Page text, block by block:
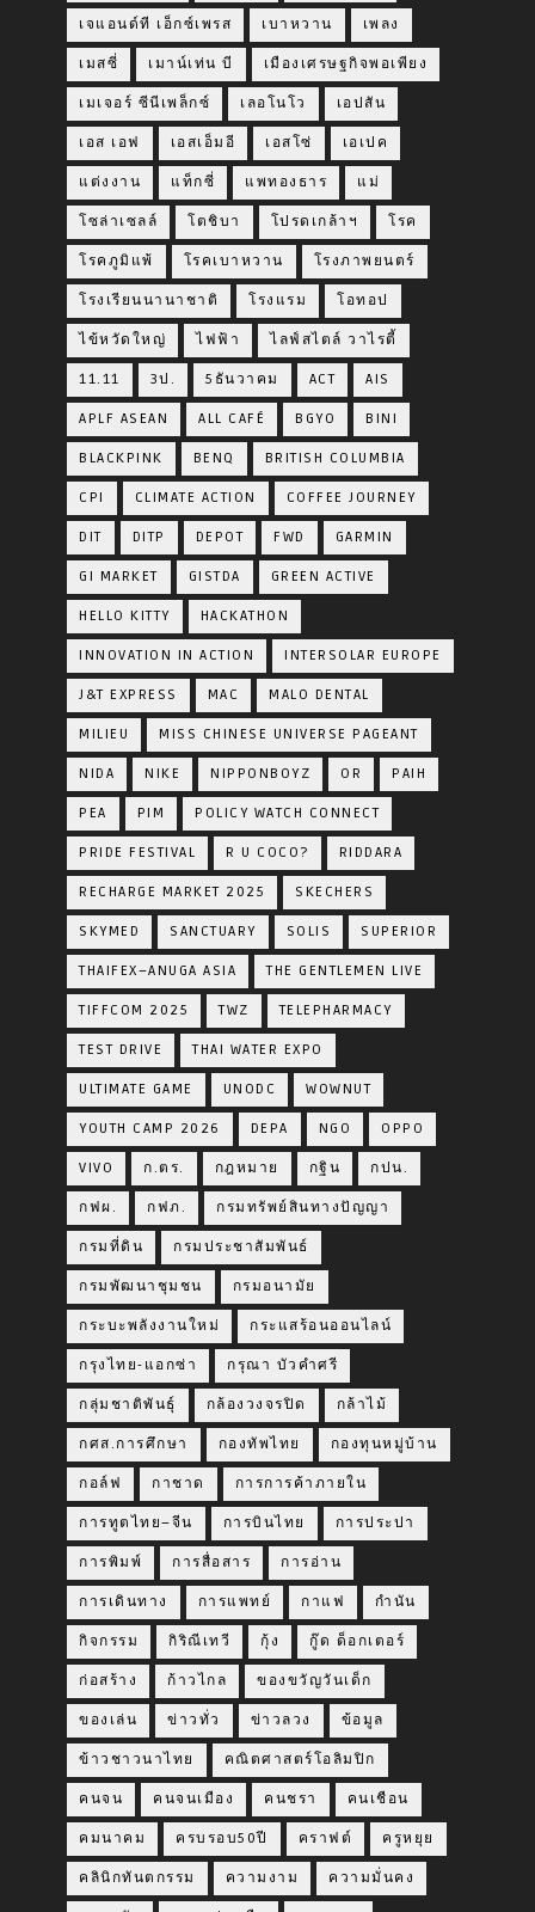
เจแอนด์ที เอ็กซ์เพรส เบาหวาน เพลง
เมสซี่ เมาน์เท่น บี เมืองเศรษฐกิจพอเพียง
เมเจอร์ ซีนีเพล็กซ์ เลอโนโว เอปสัน
เอส เอฟ เอสเอ็มอี เอสโซ่ เอเปค
แต่งงาน แท็กซี่ แพทองธาร แม่
โซล่าเซลล์ โตชิบา โปรดเกล้าฯ โรค
โรคภูมิแพ้ โรคเบาหวาน โรงภาพยนตร์
โรงเรียนนานาชาติ โรงแรม โอทอป
ไข้หวัดใหญ่ ไฟฟ้า ไลฟ์สไตล์ วาไรตี้
11.11 3ป. 5ธันวาคม ACT AIS
APLF ASEAN ALL CAFÉ BGYO BINI
BLACKPINK BENQ BRITISH COLUMBIA
CPI CLIMATE ACTION COFFEE JOURNEY
DIT DITP DEPOT FWD GARMIN
GI MARKET GISTDA GREEN ACTIVE
HELLO KITTY HACKATHON
INNOVATION IN ACTION INTERSOLAR EUROPE
J&T EXPRESS MAC MALO DENTAL
MILIEU MISS CHINESE UNIVERSE PAGEANT
NIDA NIKE NIPPONBOYZ OR PAIH
PEA PIM POLICY WATCH CONNECT
PRIDE FESTIVAL R U COCO? RIDDARA
RECHARGE MARKET 2025 SKECHERS
SKYMED SANCTUARY SOLIS SUPERIOR
THAIFEX–ANUGA ASIA THE GENTLEMEN LIVE
TIFFCOM 2025 TWZ TELEPHARMACY
TEST DRIVE THAI WATER EXPO
ULTIMATE GAME UNODC WOWNUT
YOUTH CAMP 2026 DEPA NGO OPPO
VIVO ก.ตร. กฎหมาย กฐิน กปน.
กฟผ. กฟภ. กรมทรัพย์สินทางปัญญา
กรมที่ดิน กรมประชาสัมพันธ์
กรมพัฒนาชุมชน กรมอนามัย
กระบะพลังงานใหม่ กระแสร้อนออนไลน์
กรุงไทย-แอกซ่า กรุณา บัวคำศรี
กลุ่มชาติพันธุ์ กล้องวงจรปิด กล้าไม้
กศส.การศึกษา กองทัพไทย กองทุนหมู่บ้าน
กอล์ฟ กาชาด การการค้าภายใน
การทูตไทย–จีน การบินไทย การประปา
การพิมพ์ การสื่อสาร การอ่าน
การเดินทาง การแพทย์ กาแฟ กำนัน
กิจกรรม กิริณีเทวี กุ้ง กู๊ด ด็อกเตอร์
ก่อสร้าง ก้าวไกล ของขวัญวันเด็ก
ของเล่น ข่าวทั่ว ข่าวลวง ข้อมูล
ข้าวชาวนาไทย คณิตศาสตร์โอลิมปิก
คนจน คนจนเมือง คนชรา คนเชือน
คมนาคม ครบรอบ50ปี คราฟต์ ครูหยุย
คลินิกทันตกรรม ความงาม ความมั่นคง